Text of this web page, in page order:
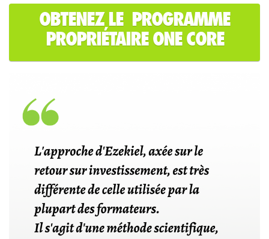
OBTENEZ LE PROGRAMME
PROPRIÉTAIRE ONE CORE